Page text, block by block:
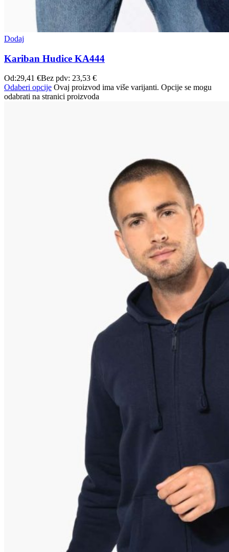
Dodaj
Kariban Hudice KA444
Od:29,41 €Bez pdv: 23,53 €
Odaberi opcije Ovaj proizvod ima više varijanti. Opcije se mogu
odabrati na stranici proizvoda